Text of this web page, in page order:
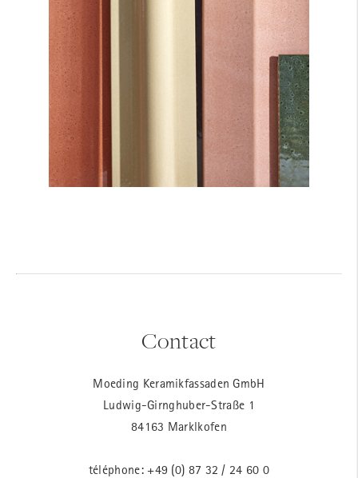
Contact
Moeding Keramikfassaden GmbH
Ludwig-Girnghuber-Straße 1
84163 Marklkofen
téléphone: +49 (0) 87 32 / 24 60 0